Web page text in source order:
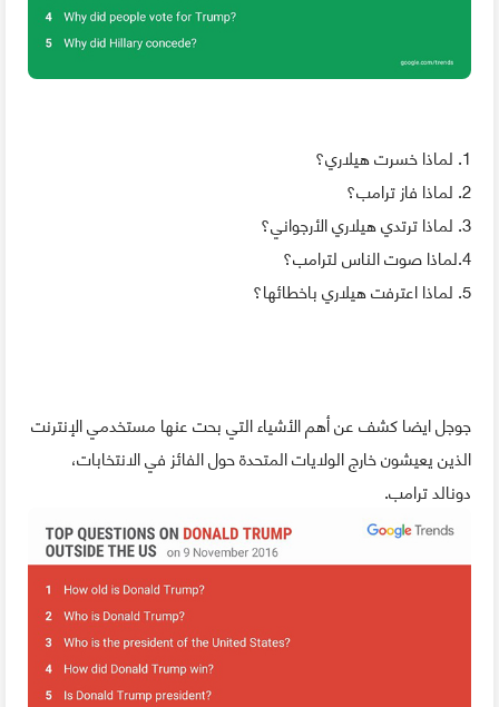
1. لماذا خسرت هيلاري؟
2. لماذا فاز ترامب؟
3. لماذا ترتدي هيلاري الأرجواني؟
4.لماذا صوت الناس لترامب؟
5. لماذا اعترفت هيلاري باخطائها؟
جوجل ايضا كشف عن أهم الأشياء التي بحت عنها مستخدمي الإنترنت
الذين يعيشون خارج الولايات المتحدة حول الفائز في الانتخابات،
دونالد ترامب.